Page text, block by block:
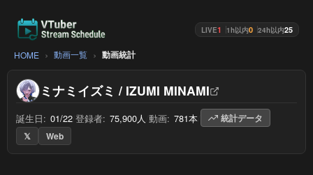
LIVE1 1h以内0 24h以内25
HOME 動画一覧 動画統計
ミナミイズミ / IZUMI MINAMI
誕生日: 01/22 登録者: 75,900人 動画: 781本
統計データ
𝕏
Web